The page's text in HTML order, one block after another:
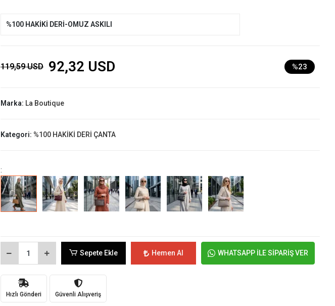
%100 HAKİKİ DERİ-OMUZ ASKILI
119,59 USD 92,32 USD %23
Marka: La Boutique
Kategori: %100 HAKİKİ DERİ ÇANTA
:
Sepete Ekle Hemen Al WHATSAPP İLE SİPARİŞ VER
Hızlı Gönderi Güvenli Alışveriş